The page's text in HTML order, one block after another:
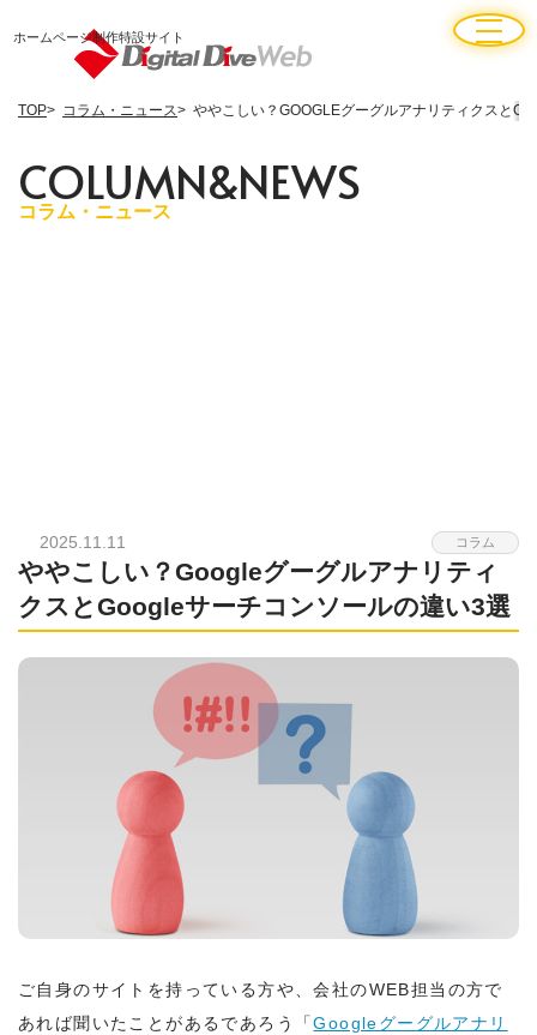
ホームページ制作特設サイト
TOP コラム・ニュース ややこしい？GOOGLEグーグルアナリティクスと
COLUMN&NEWS
コラム・ニュース
2025.11.11 コラム
ややこしい？Googleグーグルアナリティ
クスとGoogleサーチコンソールの違い3選
ご自身のサイトを持っている方や、会社のWEB担当の方で
あれば聞いたことがあるであろう「Googleグーグルアナリ